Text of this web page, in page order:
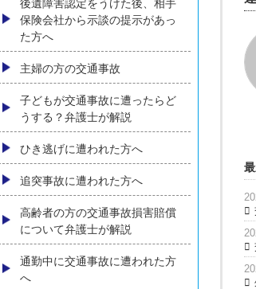
弁護士に依頼するかどうかお悩
みの方へ
治療費を打ち切ると言われた
り、保険会社の対応にお悩みの
方へ
後遺障害認定をうけた後、相手
保険会社から示談の提示があっ
主婦の方の交通事故
子どもが交通事故に遭ったらど
うする？弁護士が解説